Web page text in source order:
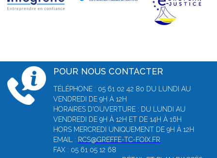
POUR NOUS CONTACTER
TÉLÉPHONE : 05 61 02 42 80 DU LUNDI AU
VENDREDI DE 9H À 12H
HORAIRES D'OUVERTURE : DU LUNDI AU
VENDREDI DE 9H À 12H ET DE 14H À 16H
HORS MERCREDI UNIQUEMENT DE 9H À 12H
EMAIL : RCS@GREFFE-TC-FOIX.FR
FAX : 05 61 05 12 68